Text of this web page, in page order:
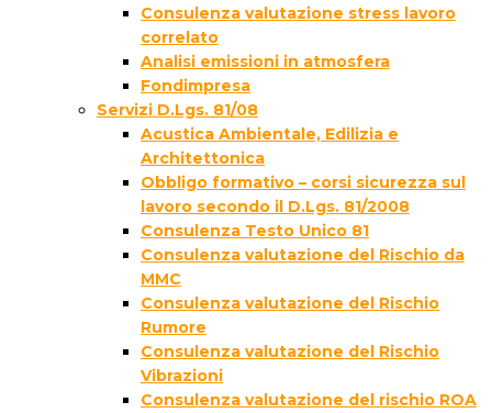
Consulenza valutazione stress lavoro
correlato
Analisi emissioni in atmosfera
Fondimpresa
Servizi D.Lgs. 81/08
Acustica Ambientale, Edilizia e
Architettonica
Obbligo formativo – corsi sicurezza sul
lavoro secondo il D.Lgs. 81/2008
Consulenza Testo Unico 81
Consulenza valutazione del Rischio da
MMC
Consulenza valutazione del Rischio
Rumore
Consulenza valutazione del Rischio
Vibrazioni
Consulenza valutazione del rischio ROA